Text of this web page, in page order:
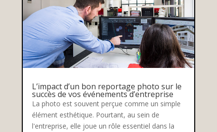
L’impact d’un bon reportage photo sur le
succès de vos événements d’entreprise
La photo est souvent perçue comme un simple
élément esthétique. Pourtant, au sein de
l'entreprise, elle joue un rôle essentiel dans la